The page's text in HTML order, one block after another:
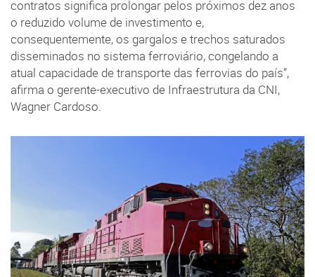
contratos significa prolongar pelos próximos dez anos
o reduzido volume de investimento e,
consequentemente, os gargalos e trechos saturados
disseminados no sistema ferroviário, congelando a
atual capacidade de transporte das ferrovias do país”,
afirma o gerente-executivo de Infraestrutura da CNI,
Wagner Cardoso.